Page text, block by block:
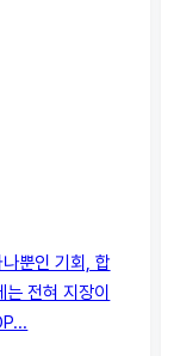
뿐인 기회, 합
전혀 지장이